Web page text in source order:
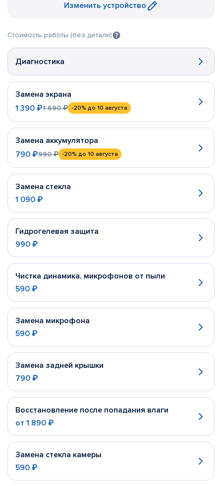
Изменить устройство
Стоимость работы (без детали)
Диагностика
Замена экрана
1 390 ₽1 690 ₽ -20% до 10 августа
Замена аккумулятора
790 ₽990 ₽ -20% до 10 августа
Замена стекла
1 090 ₽
Гидрогелевая защита
990 ₽
Чистка динамика, микрофонов от пыли
590 ₽
Замена микрофона
590 ₽
Замена задней крышки
790 ₽
Восстановление после попадания влаги
от 1 890 ₽
Замена стекла камеры
590 ₽